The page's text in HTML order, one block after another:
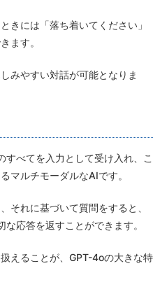
きには「落ち着いてください」
ます。
みやすい対話が可能となりま
べてを入力として受け入れ、こ
マルチモーダルなAIです。
それに基づいて質問をすると、
応答を返すことができます。
えることが、GPT-4oの大きな特